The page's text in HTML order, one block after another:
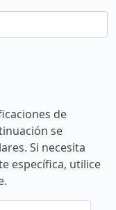
de
se
Si necesita
específica, utilice